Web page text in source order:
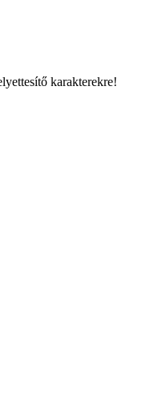
karakterekre!